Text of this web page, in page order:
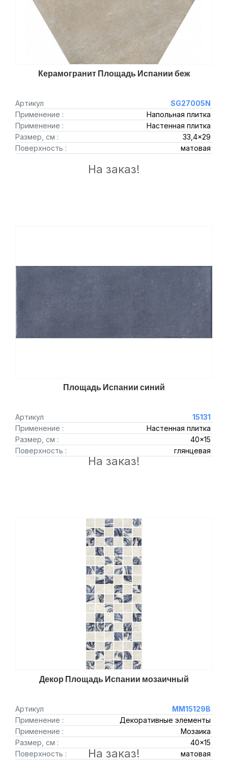
Керамогранит Площадь Испании беж
Артикул
SG27005N
Применение :
Напольная плитка
Применение :
Настенная плитка
Размер, см :
33,4x29
Поверхность :
матовая
На заказ!
Площадь Испании синий
Артикул
15131
Применение :
Настенная плитка
Размер, см :
40x15
Поверхность :
глянцевая
На заказ!
Декор Площадь Испании мозаичный
Артикул
MM15129B
Применение :
Декоративные элементы
Применение :
Мозаика
Размер, см :
40x15
Поверхность :
матовая
На заказ!